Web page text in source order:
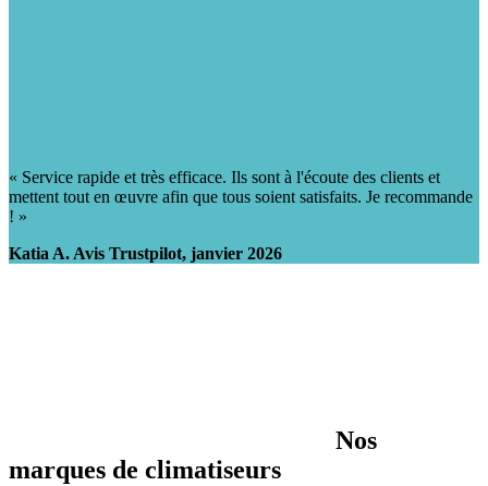
« Service rapide et très efficace. Ils sont à l'écoute des clients et
mettent tout en œuvre afin que tous soient satisfaits. Je recommande
! »
Katia A. Avis Trustpilot, janvier 2026
Nos
marques de climatiseurs